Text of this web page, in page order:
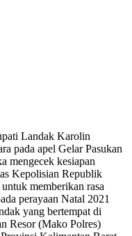
Landak Karolin
pada apel Gelar Pasukan
mengecek kesiapan
Kepolisian Republik
memberikan rasa
perayaan Natal 2021
yang bertempat di
Resor (Mako Polres)